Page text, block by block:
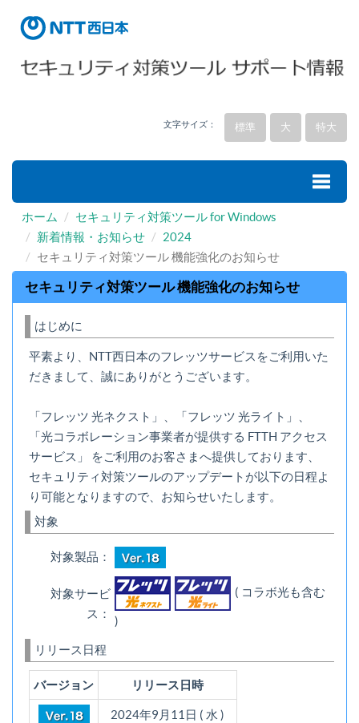
文字サイズ： 標準 大 特大
ホーム
セキュリティ対策ツール for Windows
新着情報・お知らせ
2024
セキュリティ対策ツール 機能強化のお知らせ
セキュリティ対策ツール 機能強化のお知らせ
はじめに
平素より、NTT西日本のフレッツサービスをご利用いた
だきまして、誠にありがとうございます。
「フレッツ 光ネクスト」、「フレッツ 光ライト」、
「光コラボレーション事業者が提供する FTTH アクセス
サービス」 をご利用のお客さまへ提供しております、
セキュリティ対策ツールのアップデートが以下の日程よ
り可能となりますので、お知らせいたします。
対象
対象製品：
対象サービ
ス：
( コラボ光も含む
)
リリース日程
バージョン リリース日時
2024年9月11日 ( 水 )